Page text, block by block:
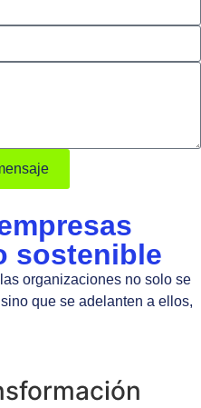
sostenible
organizaciones no solo se
que se adelanten a ellos,